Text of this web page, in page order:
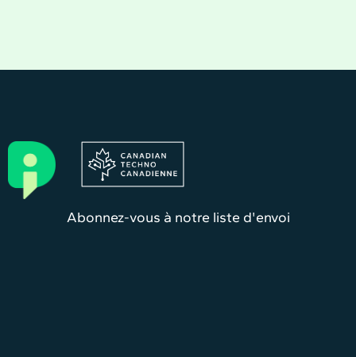
Abonnez-vous à notre liste d'envoi